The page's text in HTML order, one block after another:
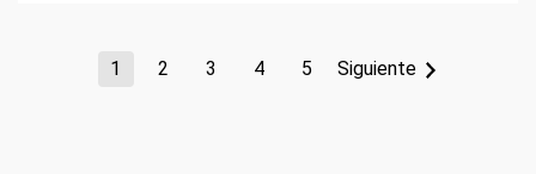
1 2 3 4 5 Siguiente